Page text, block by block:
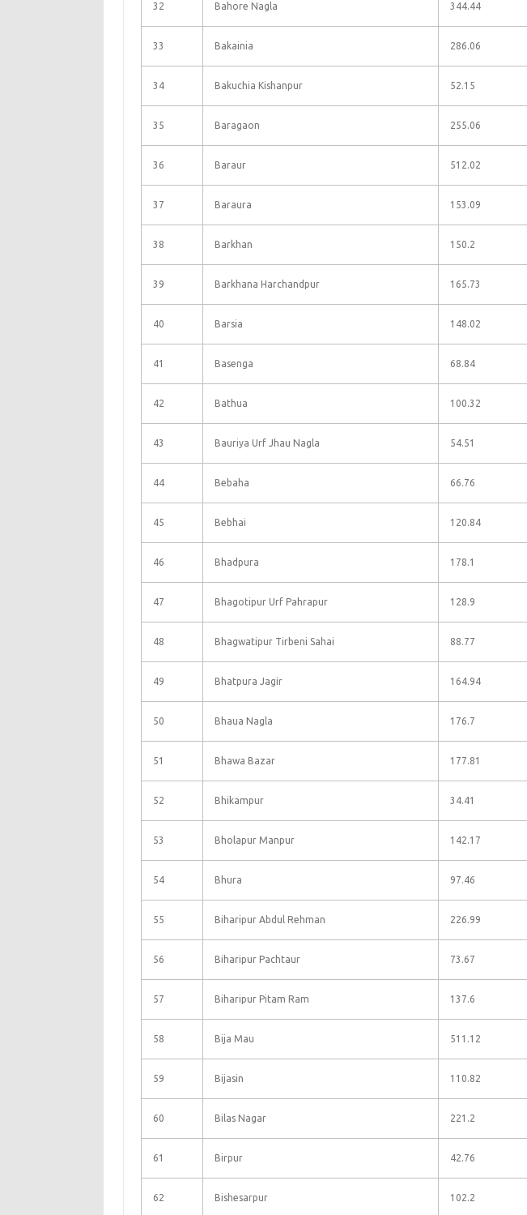
32 Bahore Nagla 344.44
33 Bakainia 286.06
34 Bakuchia Kishanpur 52.15
35 Baragaon 255.06
36 Baraur 512.02
37 Baraura 153.09
38 Barkhan 150.2
39 Barkhana Harchandpur 165.73
40 Barsia 148.02
41 Basenga 68.84
42 Bathua 100.32
43 Bauriya Urf Jhau Nagla 54.51
44 Bebaha 66.76
45 Bebhai 120.84
46 Bhadpura 178.1
47 Bhagotipur Urf Pahrapur 128.9
48 Bhagwatipur Tirbeni Sahai 88.77
49 Bhatpura Jagir 164.94
50 Bhaua Nagla 176.7
51 Bhawa Bazar 177.81
52 Bhikampur 34.41
53 Bholapur Manpur 142.17
54 Bhura 97.46
55 Biharipur Abdul Rehman 226.99
56 Biharipur Pachtaur 73.67
57 Biharipur Pitam Ram 137.6
58 Bija Mau 511.12
59 Bijasin 110.82
60 Bilas Nagar 221.2
61 Birpur 42.76
62 Bishesarpur 102.2